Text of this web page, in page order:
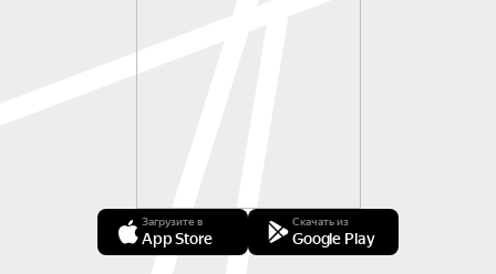
Загрузите в
App Store
Скачать из
Google Play